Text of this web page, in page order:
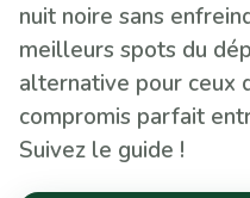
nuit noire sans
meilleurs spots du
alternative pour ceux
compromis parfait
Suivez le guide !